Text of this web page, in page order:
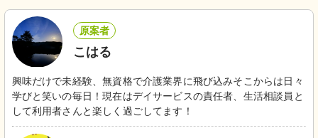
原案者
こはる
興味だけで未経験、無資格で介護業界に飛び込みそこからは日々
学びと笑いの毎日！現在はデイサービスの責任者、生活相談員と
して利用者さんと楽しく過ごしてます！